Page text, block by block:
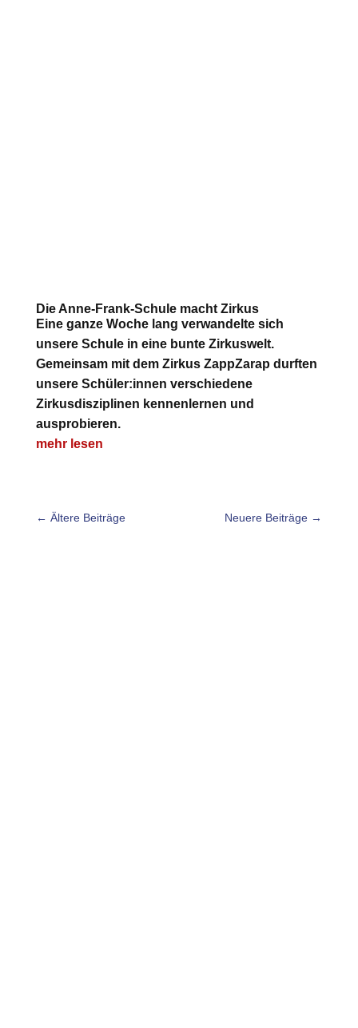
Die Anne-Frank-Schule macht Zirkus
Eine ganze Woche lang verwandelte sich
unsere Schule in eine bunte Zirkuswelt.
Gemeinsam mit dem Zirkus ZappZarap durften
unsere Schüler:innen verschiedene
Zirkusdisziplinen kennenlernen und
ausprobieren.
mehr lesen
← Ältere Beiträge Neuere Beiträge →